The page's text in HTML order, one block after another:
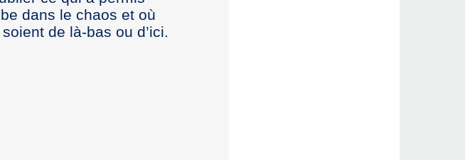
dans le chaos et où
de là-bas ou d’ici.